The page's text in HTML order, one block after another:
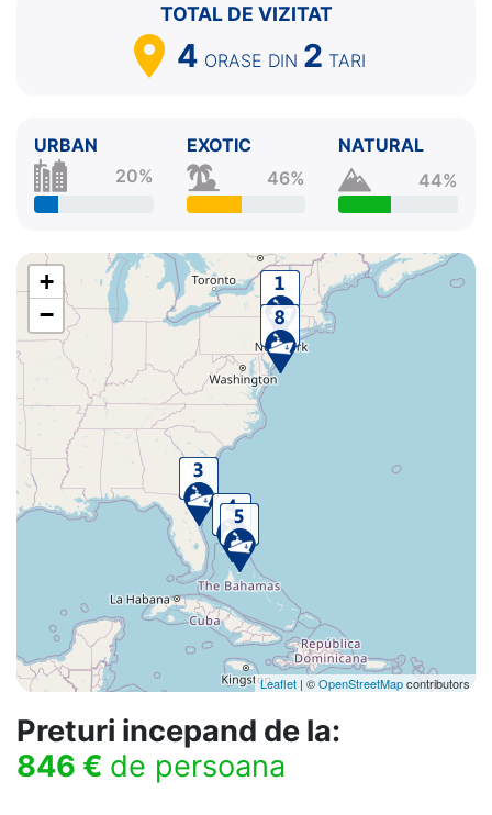
TOTAL DE VIZITAT
4 ORASE DIN 2 TARI
URBAN
20%
EXOTIC
46%
NATURAL
44%
+
−
Leaflet | ©OpenStreetMapcontributors
Preturi incepand de la:
846 € de persoana